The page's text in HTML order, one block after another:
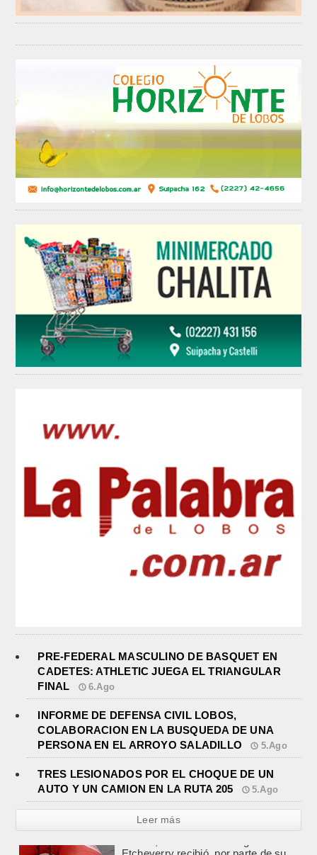
PRE-FEDERAL MASCULINO DE BASQUET EN
CADETES: ATHLETIC JUEGA EL TRIANGULAR
FINAL
6.Ago
INFORME DE DEFENSA CIVIL LOBOS,
COLABORACION EN LA BUSQUEDA DE UNA
PERSONA EN EL ARROYO SALADILLO
5.Ago
TRES LESIONADOS POR EL CHOQUE DE UN
AUTO Y UN CAMION EN LA RUTA 205
5.Ago
Leer más